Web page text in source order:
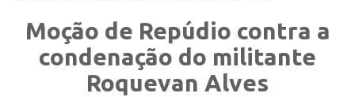
Moção de Repúdio contra a
condenação do militante
Roquevan Alves